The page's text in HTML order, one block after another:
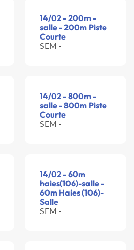
14/02 - 200m -
salle - 200m Piste
Courte
SEM -
14/02 - 800m -
salle - 800m Piste
Courte
SEM -
14/02 - 60m
haies(106)-salle -
60m Haies (106)-
Salle
SEM -